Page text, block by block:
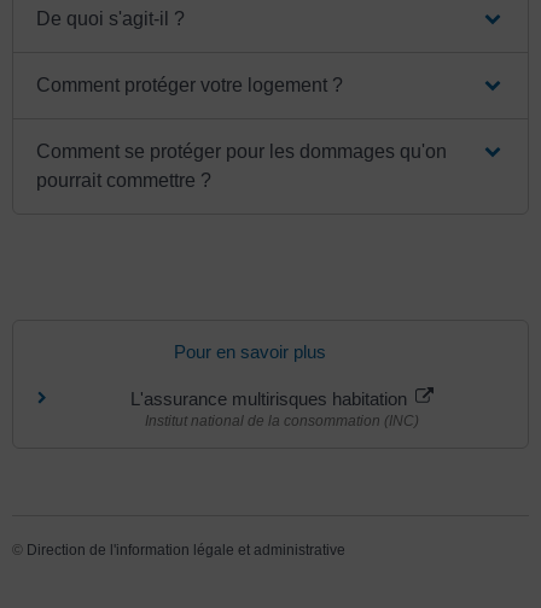
De quoi s'agit-il ?
Comment protéger votre logement ?
Comment se protéger pour les dommages qu'on
pourrait commettre ?
Pour en savoir plus
L'assurance multirisques habitation
Institut national de la consommation (INC)
© Direction de l'information légale et administrative